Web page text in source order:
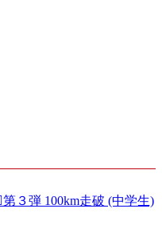
３弾 100km走破 (中学生)